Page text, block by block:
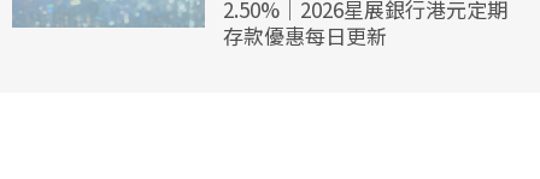
2.50%｜2026星展銀行港元定期
存款優惠每日更新